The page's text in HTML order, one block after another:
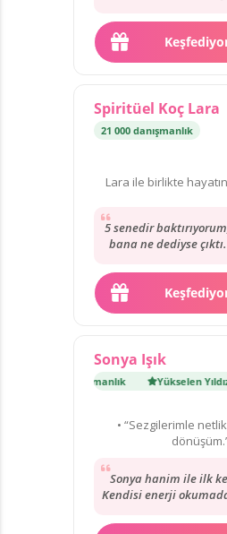
Spiritüel Koç Lara
21 000 danışmanlık
Lara ile birlikte
5 senedir
bana ne dediyse
benim...
Sonya Işık
200 danışmanlık Yükselen Yıldız·
• “Sezgilerimle
Sonya hanim ile ilk
Kendisi enerji
Kartlari net ve nokta